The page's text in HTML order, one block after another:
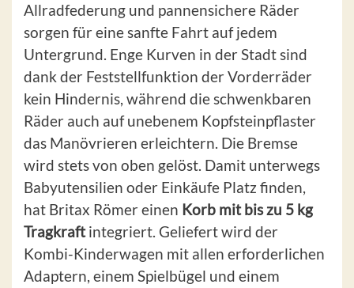
Allradfederung und pannensichere Räder
sorgen für eine sanfte Fahrt auf jedem
Untergrund. Enge Kurven in der Stadt sind
dank der Feststellfunktion der Vorderräder
kein Hindernis, während die schwenkbaren
Räder auch auf unebenem Kopfsteinpflaster
das Manövrieren erleichtern. Die Bremse
wird stets von oben gelöst. Damit unterwegs
Babyutensilien oder Einkäufe Platz finden,
hat Britax Römer einen Korb mit bis zu 5 kg
Tragkraftintegriert. Geliefert wird der
Kombi-Kinderwagen mit allen erforderlichen
Adaptern, einem Spielbügel und einem